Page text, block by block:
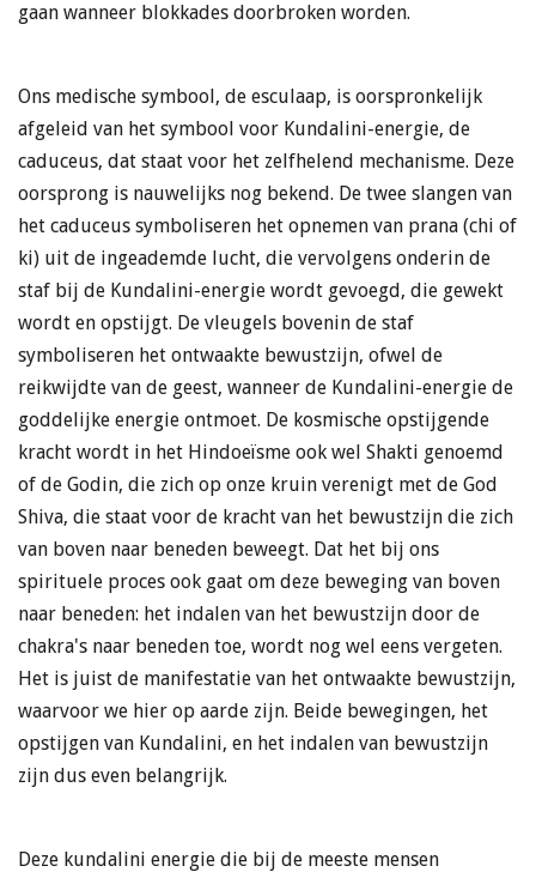
gaan wanneer blokkades doorbroken worden.
Ons medische symbool, de esculaap, is oorspronkelijk
afgeleid van het symbool voor Kundalini-energie, de
caduceus, dat staat voor het zelfhelend mechanisme. Deze
oorsprong is nauwelijks nog bekend. De twee slangen van
het caduceus symboliseren het opnemen van prana (chi of
ki) uit de ingeademde lucht, die vervolgens onderin de
staf bij de Kundalini-energie wordt gevoegd, die gewekt
wordt en opstijgt. De vleugels bovenin de staf
symboliseren het ontwaakte bewustzijn, ofwel de
reikwijdte van de geest, wanneer de Kundalini-energie de
goddelijke energie ontmoet. De kosmische opstijgende
kracht wordt in het Hindoeïsme ook wel Shakti genoemd
of de Godin, die zich op onze kruin verenigt met de God
Shiva, die staat voor de kracht van het bewustzijn die zich
van boven naar beneden beweegt. Dat het bij ons
spirituele proces ook gaat om deze beweging van boven
naar beneden: het indalen van het bewustzijn door de
chakra's naar beneden toe, wordt nog wel eens vergeten.
Het is juist de manifestatie van het ontwaakte bewustzijn,
waarvoor we hier op aarde zijn. Beide bewegingen, het
opstijgen van Kundalini, en het indalen van bewustzijn
zijn dus even belangrijk.
Deze kundalini energie die bij de meeste mensen